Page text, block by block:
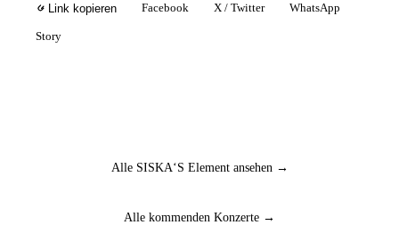
Link kopieren Facebook X / Twitter WhatsApp
Story
Alle SISKA‘S Element ansehen →
Alle kommenden Konzerte →